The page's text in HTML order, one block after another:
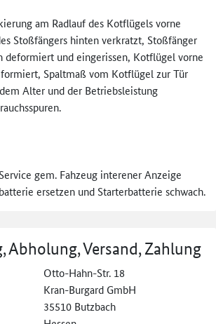
am Radlauf des Kotflügels vorne
Stoßfängers hinten verkratzt, Stoßfänger
deformiert und eingerissen, Kotflügel vorne
Spaltmaß vom Kotflügel zur Tür
Alter und der Betriebsleistung
gem. Fahzeug interener Anzeige
ersetzen und Starterbatterie schwach.
Abholung, Versand, Zahlung
Otto-Hahn-Str. 18
Kran-Burgard GmbH
35510 Butzbach